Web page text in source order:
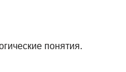
понятия.